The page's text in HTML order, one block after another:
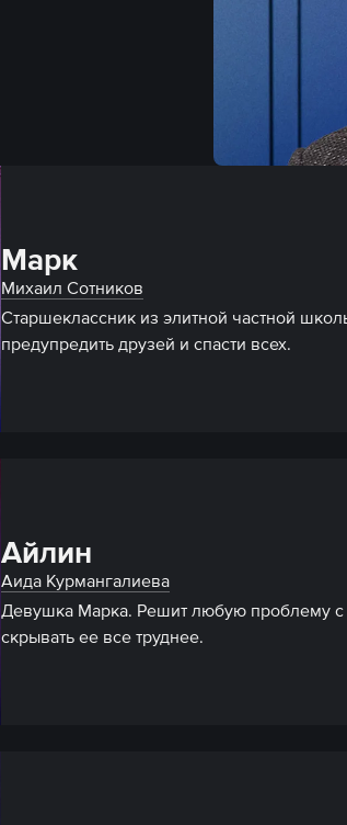
Марк
Михаил Сотников
Старшеклассник из элитной частной
предупредить друзей и спасти всех.
Айлин
Аида Курмангалиева
Девушка Марка. Решит любую проблему с
скрывать ее все труднее.